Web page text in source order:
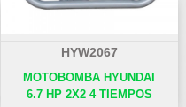
HYW2067
MOTOBOMBA HYUNDAI
6.7 HP 2X2 4 TIEMPOS